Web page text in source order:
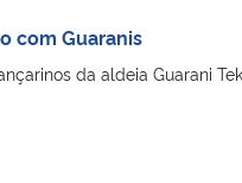
com Guaranis
da aldeia Guarani